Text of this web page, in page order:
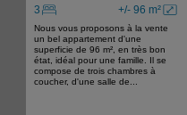
+/- 96 m²
3
Nous vous proposons à la vente
un bel appartement d'une
superficie de 96 m², en très bon
état, idéal pour une famille. Il se
compose de trois chambres à
coucher, d'une salle de...